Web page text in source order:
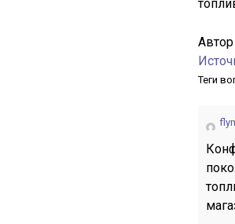
Теги